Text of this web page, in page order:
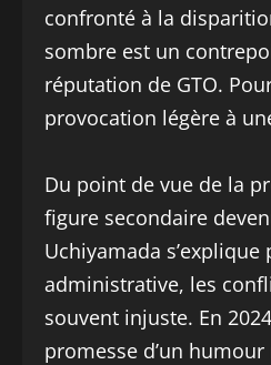
confronté à la
sombre est un
réputation de GTO.
provocation légère à
Du point de vue de la
figure secondaire
Uchiyamada
administrative, les
souvent injuste. En
promesse d’un